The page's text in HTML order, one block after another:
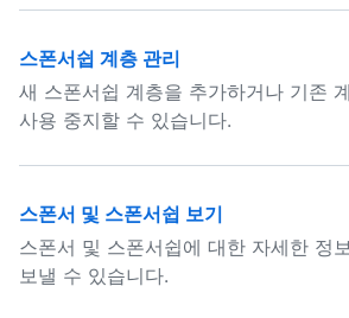
스폰서쉽 계층 관리
새 스폰서쉽 계층을 추가하거나 기존
사용 중지할 수 있습니다.
스폰서 및 스폰서쉽 보기
스폰서 및 스폰서쉽에 대한 자세한 정
보낼 수 있습니다.